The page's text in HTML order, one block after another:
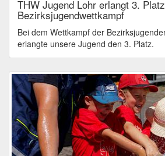
THW Jugend Lohr erlangt 3.
Bezirksjugendwettkampf
Bei dem Wettkampf der
erlangte unsere Jugend den 3. Platz.